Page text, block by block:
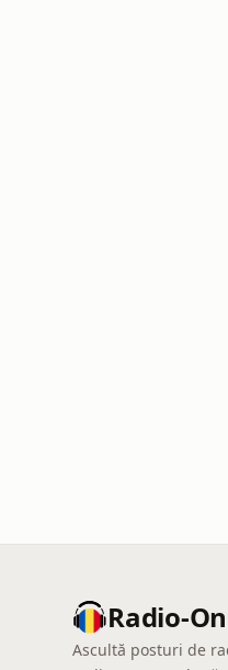
Radio-
Ascultă posturi de